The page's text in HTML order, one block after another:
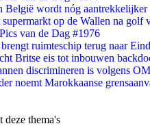
België wordt nóg aantrekkelijker
op de Wallen na golf
van de Dag #1976
ruimteschip terug naar
Britse eis tot inbouwen
discrimineren is volgens
noemt Marokkaanse
deze thema's